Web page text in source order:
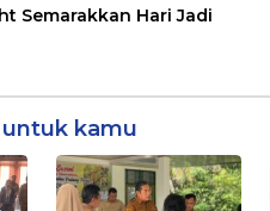
Semarakkan Hari Jadi
kamu